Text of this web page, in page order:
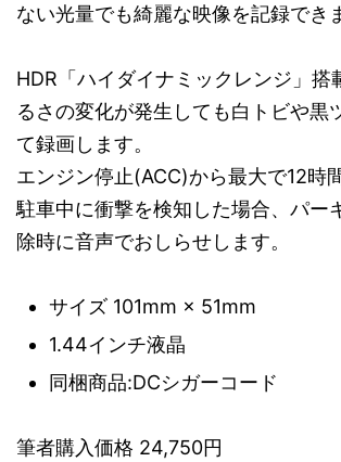
ない光量でも綺麗な映像を記録でき
HDR「ハイダイナミックレンジ」搭
るさの変化が発生しても白トビや黒
て録画します。
エンジン停止(ACC)から最大で12時
駐車中に衝撃を検知した場合、パー
除時に音声でおしらせします。
サイズ 101mm × 51mm
1.44インチ液晶
同梱商品:DCシガーコード
筆者購入価格 24,750円